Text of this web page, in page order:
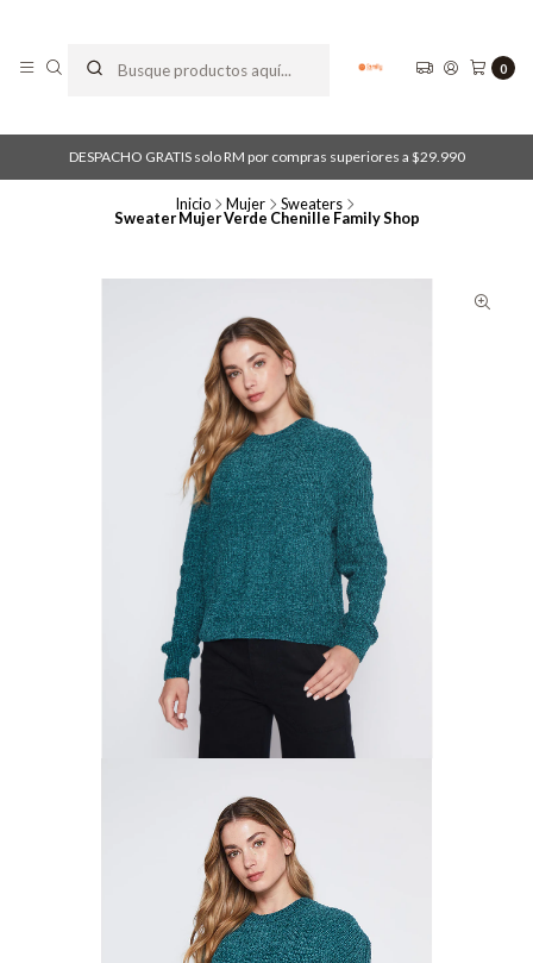
0
DESPACHO GRATIS solo RM por compras superiores a $29.990
Inicio Mujer Sweaters
Sweater Mujer Verde Chenille Family Shop